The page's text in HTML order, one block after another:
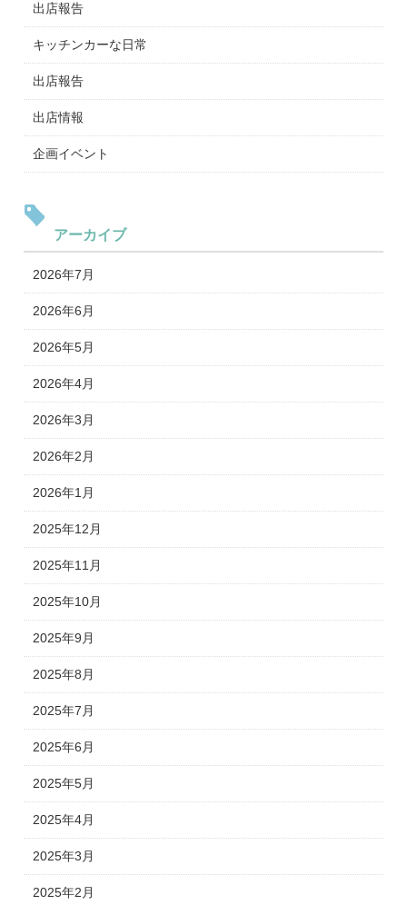
出店報告
キッチンカーな日常
出店報告
出店情報
企画イベント
アーカイブ
2026年7月
2026年6月
2026年5月
2026年4月
2026年3月
2026年2月
2026年1月
2025年12月
2025年11月
2025年10月
2025年9月
2025年8月
2025年7月
2025年6月
2025年5月
2025年4月
2025年3月
2025年2月